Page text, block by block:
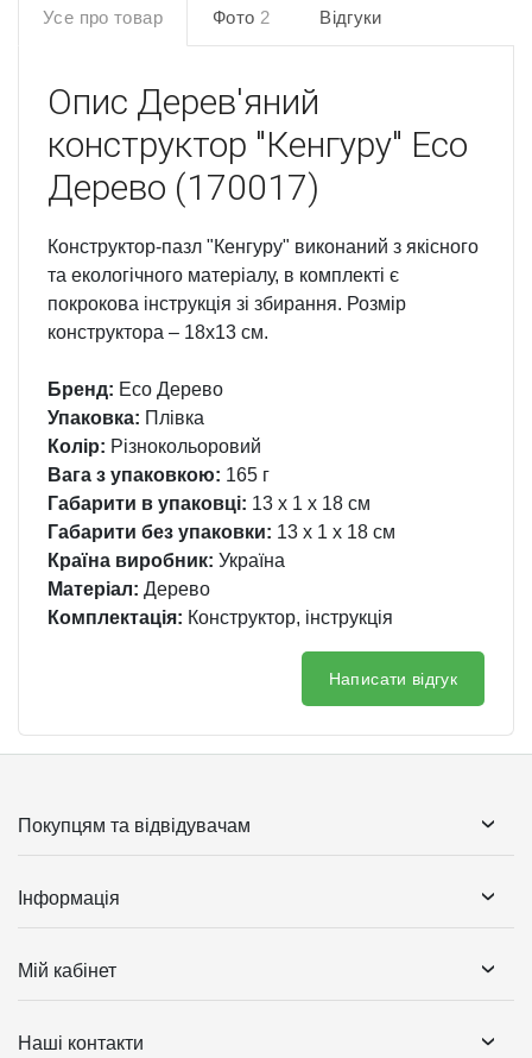
Усе про товар Фото 2 Відгуки
Опис Дерев'яний
конструктор "Кенгуру" Еco
Дерево (170017)
Конструктор-пазл "Кенгуру" виконаний з якісного
та екологічного матеріалу, в комплекті є
покрокова інструкція зі збирання. Розмір
конструктора – 18х13 см.
Бренд: Еco Дерево
Упаковка: Плівка
Колір: Різнокольоровий
Вага з упаковкою: 165 г
Габарити в упаковці: 13 x 1 x 18 см
Габарити без упаковки: 13 x 1 x 18 см
Країна виробник: Україна
Матеріал: Дерево
Комплектація: Конструктор, інструкція
Написати відгук
Покупцям та відвідувачам
Інформація
Мій кабінет
Наші контакти